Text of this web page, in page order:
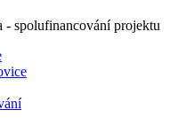
spolufinancování projektu